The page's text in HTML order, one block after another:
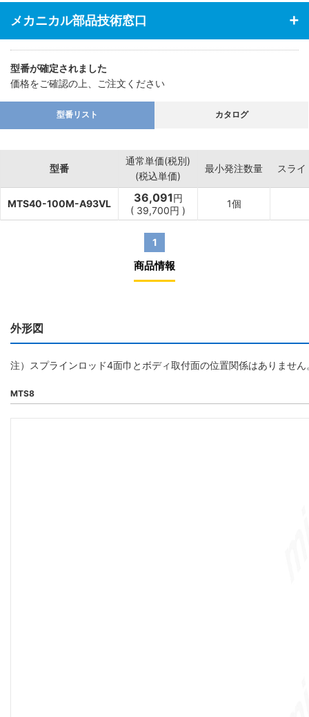
メカニカル部品技術窓口
型番が確定されました
価格をご確認の上、ご注文ください
型番リスト カタログ
型番
通常単価(税別)
(税込単価)
最小発注数量 スラ
MTS40-100M-A93VL 36,091円
( 39,700円 )
1個
1
商品情報
外形図
注）スプラインロッド4面巾とボディ取付面の位置関係はありません
MTS8